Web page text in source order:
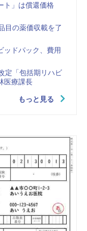
ト」は償還価格
目の薬価収載を了
ッドパック、費用
定「包括期リハビ
医療課長
もっと見る